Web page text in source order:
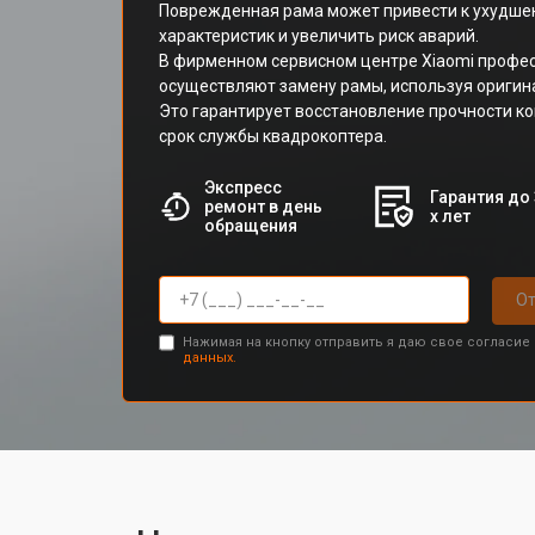
Поврежденная рама может привести к
характеристик и увеличить риск аварий.
В фирменном сервисном центре Xiaomi
осуществляют замену рамы, используя
Это гарантирует восстановление прочности
срок службы квадрокоптера.
Экспресс
ремонт в день
обращения
Гарантия до
х лет
Нажимая на кнопку отправить я даю свое согласие
данных.